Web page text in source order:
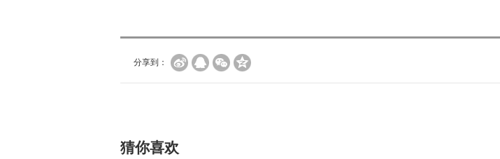
分享到：
猜你喜欢